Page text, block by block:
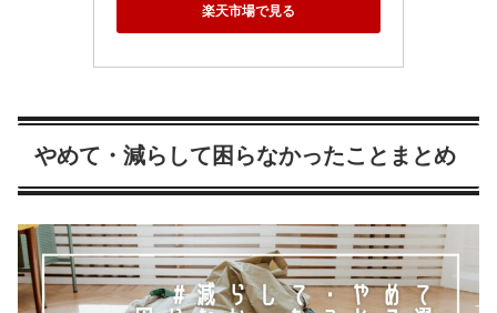
楽天市場で見る
やめて・減らして困らなかったことまとめ